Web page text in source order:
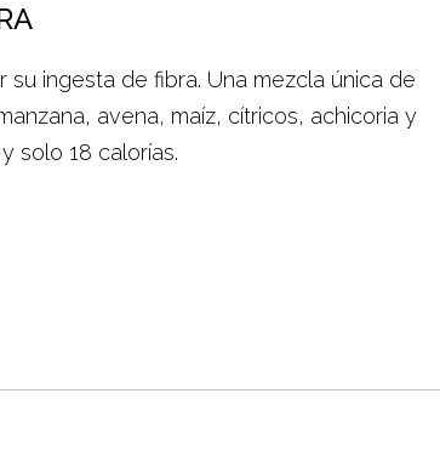
ingesta de fibra. Una mezcla única de
avena, maíz, cítricos, achicoria y
solo 18 calorías.